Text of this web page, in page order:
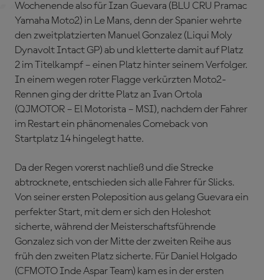
Wochenende also für Izan Guevara (BLU CRU Pramac
Yamaha Moto2) in Le Mans, denn der Spanier wehrte
den zweitplatzierten Manuel Gonzalez (Liqui Moly
Dynavolt Intact GP) ab und kletterte damit auf Platz
2 im Titelkampf – einen Platz hinter seinem Verfolger.
In einem wegen roter Flagge verkürzten Moto2-
Rennen ging der dritte Platz an Ivan Ortola
(QJMOTOR – El Motorista – MSI), nachdem der Fahrer
im Restart ein phänomenales Comeback von
Startplatz 14 hingelegt hatte.
Da der Regen vorerst nachließ und die Strecke
abtrocknete, entschieden sich alle Fahrer für Slicks.
Von seiner ersten Poleposition aus gelang Guevara ein
perfekter Start, mit dem er sich den Holeshot
sicherte, während der Meisterschaftsführende
Gonzalez sich von der Mitte der zweiten Reihe aus
früh den zweiten Platz sicherte. Für Daniel Holgado
(CFMOTO Inde Aspar Team) kam es in der ersten